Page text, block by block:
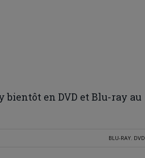
bientôt en DVD et Blu-ray au
BLU-RAY, DVD